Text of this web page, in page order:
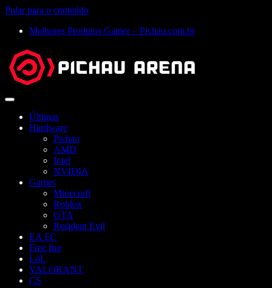
Pular para o conteúdo
Melhores Produtos Gamer – Pichau.com.br
Abrir
Últimas
Hardware
Pichau
AMD
Intel
NVIDIA
Games
Minecraft
Roblox
GTA
Resident Evil
EA FC
Free fire
LoL
VALORANT
CS